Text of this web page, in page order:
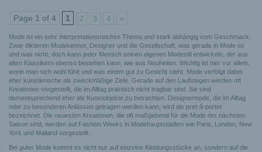
Page 1 of 4 1 2 3 4 »
Mode ist ein sehr interpretationsreiches Thema und stark abhängig vom Geschmack.
Zwar diktieren Modekenner, Designer und die Gesellschaft, was gerade in Mode ist
und was nicht, doch kann jeder Mensch seinen eigenen Modestil entwickeln, der aus
alten Klassikern ebenso bestehen kann, wie aus Neuheiten. Wichtig ist hier vor allem,
worin man sich wohl fühlt und was einem gut zu Gesicht steht. Mode verfolgt dabei
eher künstlerische als zweckmäßige Ziele. Gerade auf den Laufstegen werden oft
Kreationen vorgestellt, die im Alltag praktisch nicht tragbar sind. Sie sind
dementsprechend eher als Kunstobjekte zu betrachten. Designermode, die im Alltag
oder zu besonderen Anlässen getragen werden kann, wird als pret-â-porter
bezeichnet. Die neuesten Kreationen, die oft maßgebend für die Mode der nächsten
Saison sind, werden auf Fashion Weeks in Modehauptstädten wie Paris, London, New
York und Mailand vorgestellt.
Bei guter Mode kommt es nicht nur auf einzelne Kleidungsstücke an, sondern auf die